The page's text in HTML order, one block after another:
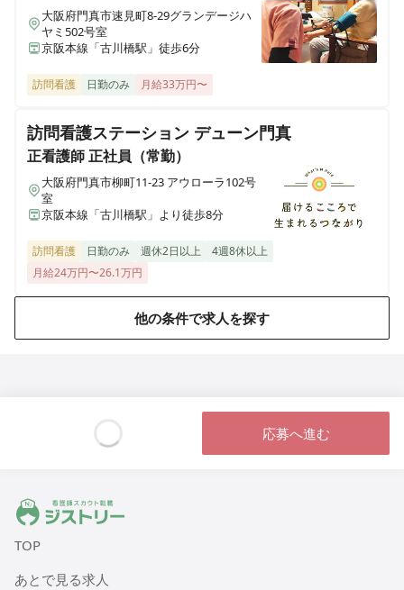
在宅介護センター八尾
大阪府八尾市桜ヶ丘一丁目1C号
在宅介護センター平野
大阪府大阪市平野区長吉長原西二丁目7-5G号
在宅介護センター茨木
大阪府茨木市本町6-21 安田第3ビル101号室
在宅介護センター枚方
在宅介護センター岸和田
大阪府岸和田市土生町4187 EAST BOURNE1階
在宅介護センターはりま
兵庫県加古川市加古川町北在家2648 ロイヤルコーポ加古川103号室
兵庫県尼崎市南塚口町三丁目9-22 カーサ・ヴィーヴァ103号室
大阪府門真市速見町8-29グランデージハ
ヤミ502号室
京阪本線「古川橋駅」徒歩6分
訪問看護 日勤のみ 月給33万円〜
訪問看護ステーション デューン門真
正看護師正社員（常勤）
大阪府門真市柳町11-23 アウローラ102号
室
京阪本線「古川橋駅」より徒歩8分
訪問看護 日勤のみ 週休2日以上
4週8休以上
月給24万円〜26.1万円
他の条件で求人を探す
応募へ進む
ジストリー 看護師の転職マッチング
TOP
あとで見る求人